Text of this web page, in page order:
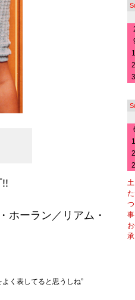
ホーラン／リアム・
く表してると思うしね”
承